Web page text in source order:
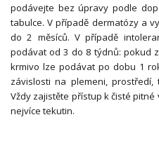
podávejte bez úpravy podle
tabulce. V případě dermatózy a
do 2 měsíců. V případě
podávat od 3 do 8 týdnů: pokud
krmivo lze podávat po dobu 1
závislosti na plemeni,
Vždy zajistěte přístup k čisté
nejvíce tekutin.